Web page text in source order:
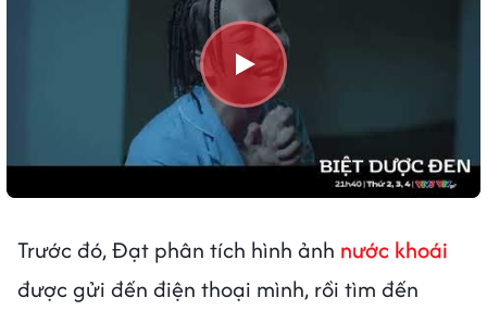
Trước đó, Đạt phân tích hình ảnh nước khoái
được gửi đến điện thoại mình, rồi tìm đến